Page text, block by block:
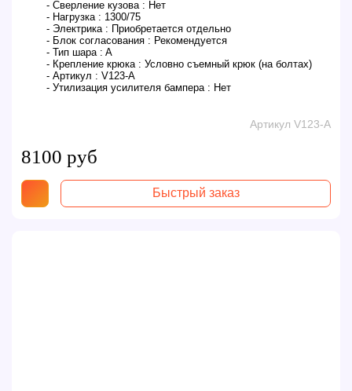
- Сверление кузова : Нет
- Нагрузка : 1300/75
- Электрика : Приобретается отдельно
- Блок согласования : Рекомендуется
- Тип шара : A
- Крепление крюка : Условно съемный крюк (на болтах)
- Артикул : V123-A
- Утилизация усилителя бампера : Нет
Артикул V123-A
8100 руб
Быстрый заказ